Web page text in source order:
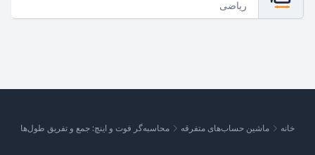
ریاضی
خانه ماشین حساب‌های متفرقه محاسبه‌گر فوت و اینچ: جمع و تفریق طول‌ها